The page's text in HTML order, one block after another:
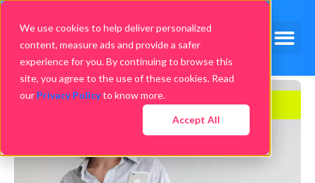
We use cookies to help deliver personalized
content, measure ads and provide a safer
experience for you. By continuing to browse this
site, you agree to the use of these cookies. Read
our Privacy Policyto know more.
Accept All